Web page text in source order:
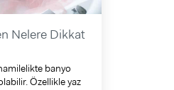
Nelere Dikkat
banyo
Özellikle yaz